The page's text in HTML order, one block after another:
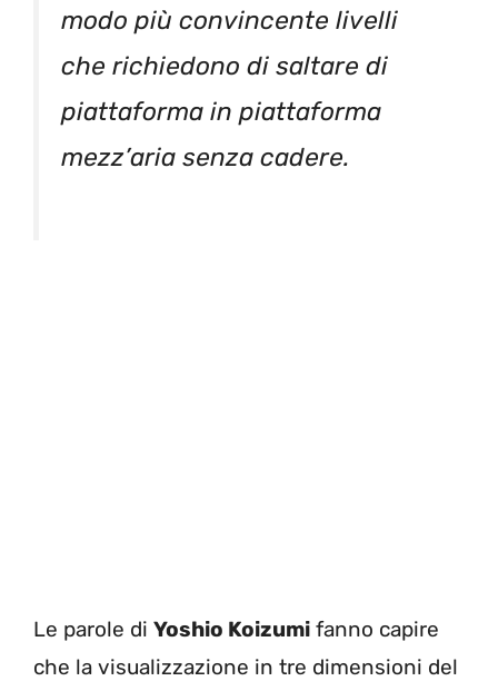
modo più convincente livelli
che richiedono di saltare di
piattaforma in piattaforma
mezz’aria senza cadere.
Le parole di Yoshio Koizumi fanno capire
che la visualizzazione in tre dimensioni del